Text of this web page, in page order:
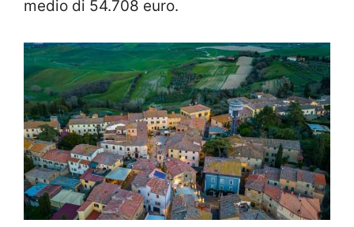
medio di 54.708 euro.